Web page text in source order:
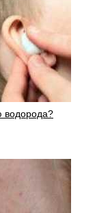
водорода?